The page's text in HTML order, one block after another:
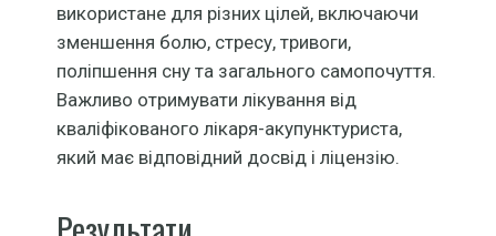
використане для різних цілей, включаючи
зменшення болю, стресу, тривоги,
поліпшення сну та загального самопочуття.
Важливо отримувати лікування від
кваліфікованого лікаря-акупунктуриста,
який має відповідний досвід і ліцензію.